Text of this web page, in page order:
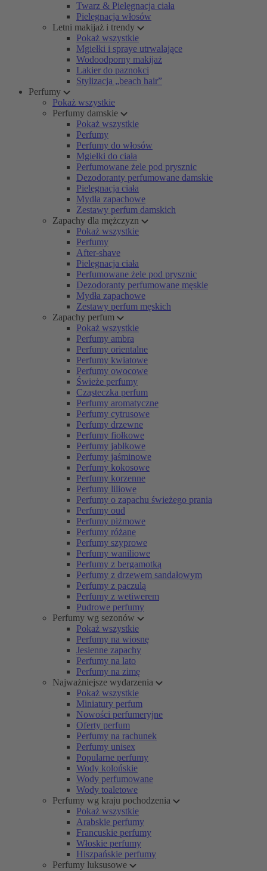
Twarz & Pielęgnacja ciała
Pielęgnacja włosów
Letni makijaż i trendy
Pokaż wszystkie
Mgiełki i spraye utrwalające
Wodoodporny makijaż
Lakier do paznokci
Stylizacja „beach hair”
Perfumy
Pokaż wszystkie
Perfumy damskie
Pokaż wszystkie
Perfumy
Perfumy do włosów
Mgiełki do ciała
Perfumowane żele pod prysznic
Dezodoranty perfumowane damskie
Pielęgnacja ciała
Mydła zapachowe
Zestawy perfum damskich
Zapachy dla mężczyzn
Pokaż wszystkie
Perfumy
After-shave
Pielęgnacja ciała
Perfumowane żele pod prysznic
Dezodoranty perfumowane męskie
Mydła zapachowe
Zestawy perfum męskich
Zapachy perfum
Pokaż wszystkie
Perfumy ambra
Perfumy orientalne
Perfumy kwiatowe
Perfumy owocowe
Świeże perfumy
Cząsteczka perfum
Perfumy aromatyczne
Perfumy cytrusowe
Perfumy drzewne
Perfumy fiołkowe
Perfumy jabłkowe
Perfumy jaśminowe
Perfumy kokosowe
Perfumy korzenne
Perfumy liliowe
Perfumy o zapachu świeżego prania
Perfumy oud
Perfumy piżmowe
Perfumy różane
Perfumy szyprowe
Perfumy waniliowe
Perfumy z bergamotką
Perfumy z drzewem sandałowym
Perfumy z paczulą
Perfumy z wetiwerem
Pudrowe perfumy
Perfumy wg sezonów
Pokaż wszystkie
Perfumy na wiosnę
Jesienne zapachy
Perfumy na lato
Perfumy na zimę
Najważniejsze wydarzenia
Pokaż wszystkie
Miniatury perfum
Nowości perfumeryjne
Oferty perfum
Perfumy na rachunek
Perfumy unisex
Popularne perfumy
Wody kolońskie
Wody perfumowane
Wody toaletowe
Perfumy wg kraju pochodzenia
Pokaż wszystkie
Arabskie perfumy
Francuskie perfumy
Włoskie perfumy
Hiszpańskie perfumy
Perfumy luksusowe